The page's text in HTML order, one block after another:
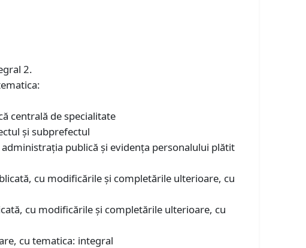
2.
centrală de specialitate
și subprefectul
publică și evidența personalului plătit
cu modificările și completările ulterioare, cu
cu modificările și completările ulterioare, cu
cu tematica: integral